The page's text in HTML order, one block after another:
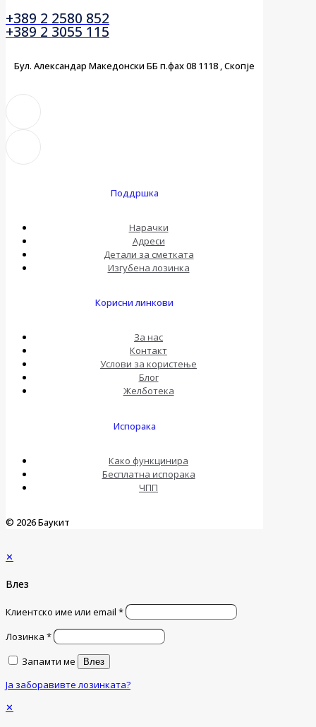
+389 2 2580 852
+389 2 3055 115
Бул. Александар Македонски ББ п.фах 08 1118 , Скопје
Поддршка
Нарачки
Адреси
Детали за сметката
Изгубена лозинка
Корисни линкови
За нас
Контакт
Услови за користење
Блог
Желботека
Испорака
Како функцинира
Бесплатна испорака
ЧПП
© 2026 Баукит
✕
Влез
Клиентско име или email *
Лозинка *
Запамти ме
Влез
Ја заборавивте лозинката?
✕